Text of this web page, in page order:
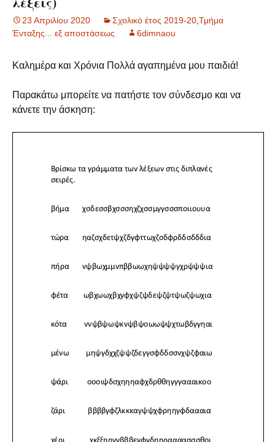
23 Απριλίου 2020 Σχολικό έτος 2019-20 Τμήμα
Ένταξης... εξ αποστάσεως
6dimnaou
Καλημέρα και Χρόνια Πολλά αγαπημένα μου παιδιά!
Παρακάτω μπορείτε να πατήστε τον σύνδεσμο και να
κάνετε την άσκηση: